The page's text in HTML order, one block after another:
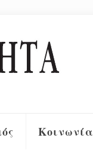
Κοινωνία